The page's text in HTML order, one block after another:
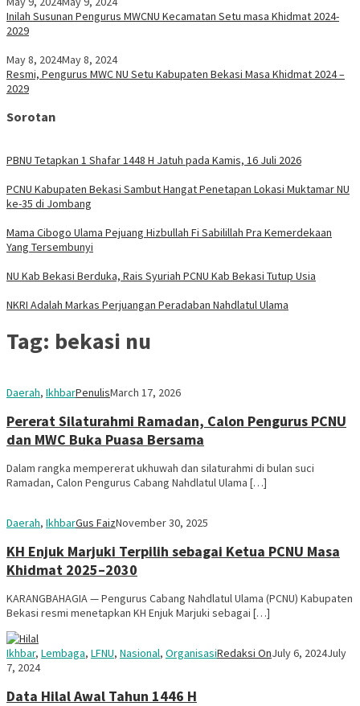
Inilah Susunan Pengurus MWCNU Kecamatan Setu masa Khidmat 2024-
2029
May 8, 2024May 8, 2024
Resmi, Pengurus MWC NU Setu Kabupaten Bekasi Masa Khidmat 2024 –
2029
Sorotan
PBNU Tetapkan 1 Shafar 1448 H Jatuh pada Kamis, 16 Juli 2026
PCNU Kabupaten Bekasi Sambut Hangat Penetapan Lokasi Muktamar NU
ke-35 di Jombang
Mama Cibogo Ulama Pejuang Hizbullah Fi Sabilillah Pra Kemerdekaan
Yang Tersembunyi
NU Kab Bekasi Berduka, Rais Syuriah PCNU Kab Bekasi Tutup Usia
NKRI Adalah Markas Perjuangan Peradaban Nahdlatul Ulama
Tag: bekasi nu
Daerah, IkhbarPenulisMarch 17, 2026
Pererat Silaturahmi Ramadan, Calon Pengurus PCNU
dan MWC Buka Puasa Bersama
Dalam rangka mempererat ukhuwah dan silaturahmi di bulan suci
Ramadan, Calon Pengurus Cabang Nahdlatul Ulama […]
Daerah, IkhbarGus FaizNovember 30, 2025
KH Enjuk Marjuki Terpilih sebagai Ketua PCNU Masa
Khidmat 2025–2030
KARANGBAHAGIA — Pengurus Cabang Nahdlatul Ulama (PCNU) Kabupaten
Bekasi resmi menetapkan KH Enjuk Marjuki sebagai […]
Ikhbar, Lembaga, LFNU, Nasional, OrganisasiRedaksi OnJuly 6, 2024July
7, 2024
Data Hilal Awal Tahun 1446 H